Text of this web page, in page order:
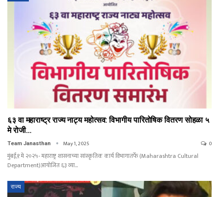
६३ वा महाराष्ट्र राज्य नाट्य महोत्सव: विभागीय पारितोषिक वितरण सोहळा ५
मे रोजी…
Team Janasthan May 1, 2025 0
मुंबई,१ मे २०२५- महाराष्ट्र शासनाच्या सांस्कृतिक कार्य विभागातर्फे (Maharashtra Cultural
Department)आयोजित ६३ व्या…
राज्य